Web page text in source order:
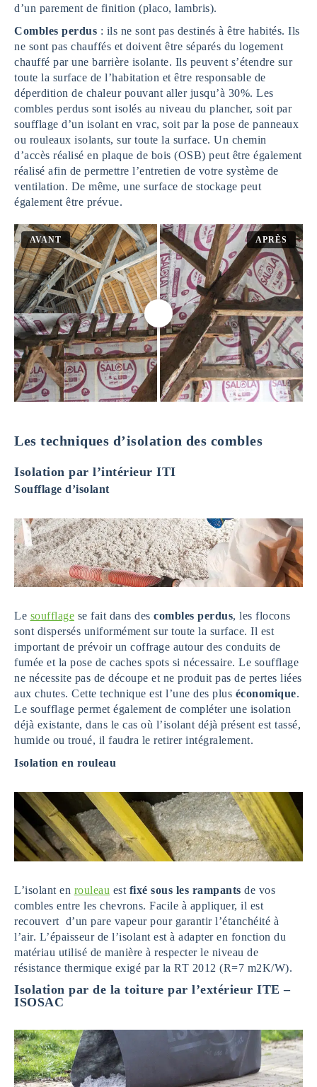
d’un parement de finition (placo, lambris).
Combles perdus : ils ne sont pas destinés à être habités. Ils
ne sont pas chauffés et doivent être séparés du logement
chauffé par une barrière isolante. Ils peuvent s’étendre sur
toute la surface de l’habitation et être responsable de
déperdition de chaleur pouvant aller jusqu’à 30%. Les
combles perdus sont isolés au niveau du plancher, soit par
soufflage d’un isolant en vrac, soit par la pose de panneaux
ou rouleaux isolants, sur toute la surface. Un chemin
d’accès réalisé en plaque de bois (OSB) peut être également
réalisé afin de permettre l’entretien de votre système de
ventilation. De même, une surface de stockage peut
également être prévue.
AVANT APRÈS
Les techniques d’isolation des combles
Isolation par l’intérieur ITI
Soufflage d’isolant
Le soufflage se fait dans des combles perdus, les flocons
sont dispersés uniformément sur toute la surface. Il est
important de prévoir un coffrage autour des conduits de
fumée et la pose de caches spots si nécessaire. Le soufflage
ne nécessite pas de découpe et ne produit pas de pertes liées
aux chutes. Cette technique est l’une des plus économique.
Le soufflage permet également de compléter une isolation
déjà existante, dans le cas où l’isolant déjà présent est tassé,
humide ou troué, il faudra le retirer intégralement.
Isolation en rouleau
L’isolant en rouleau est fixé sous les rampants de vos
combles entre les chevrons. Facile à appliquer, il est
recouvert d’un pare vapeur pour garantir l’étanchéité à
l’air. L’épaisseur de l’isolant est à adapter en fonction du
matériau utilisé de manière à respecter le niveau de
résistance thermique exigé par la RT 2012 (R=7 m2K/W).
Isolation par de la toiture par l’extérieur ITE –
ISOSAC